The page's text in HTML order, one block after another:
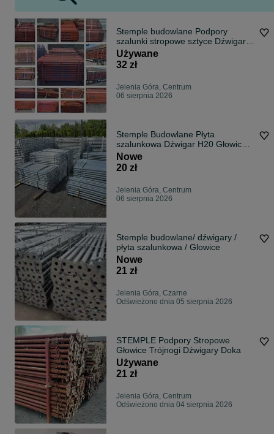
Stemple budowlane Podpory
szalunki stropowe sztyce Dźwigar
H20
Używane
32 zł
Jelenia Góra, Centrum
06 sierpnia 2026
Stemple Budowlane Płyta
szalunkowa Dźwigar H20 Głowica
Trójnoga Sklejka topolowa czarna
Podpory stropowe Doki Szalunek
stropowy Korona budowlana żabki
Nowe
20 zł
Jelenia Góra, Centrum
06 sierpnia 2026
Stemple budowlane/ dźwigary /
płyta szalunkowa / Glowice
Nowe
21 zł
Jelenia Góra, Czarne
Odświeżono dnia 05 sierpnia 2026
STEMPLE Podpory Stropowe
Głowice Trójnogi Dźwigary Doka
Używane
21 zł
Jelenia Góra, Centrum
Odświeżono dnia 04 sierpnia 2026